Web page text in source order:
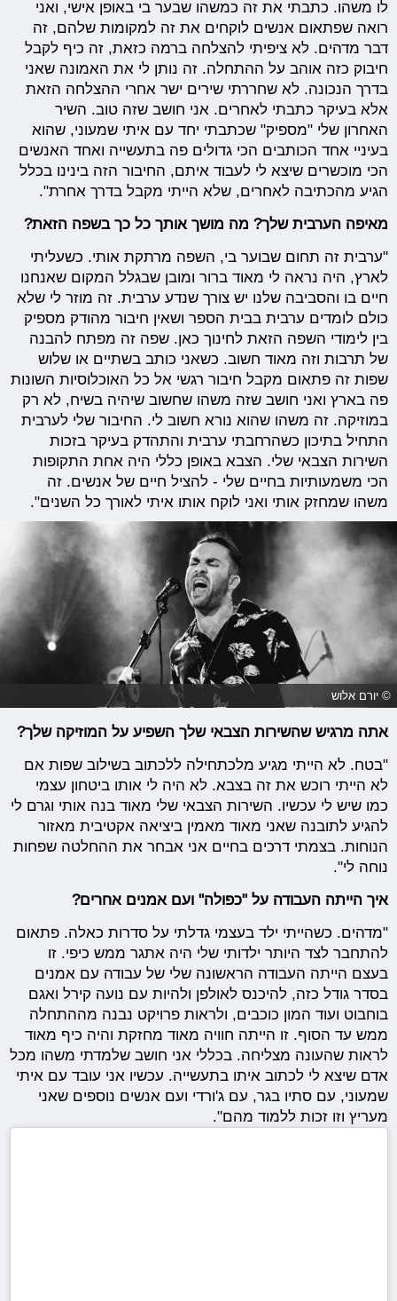
לו משהו. כתבתי את זה כמשהו שבער בי באופן אישי, ואני
רואה שפתאום אנשים לוקחים את זה למקומות שלהם, זה
דבר מדהים. לא ציפיתי להצלחה ברמה כזאת, זה כיף לקבל
חיבוק כזה אוהב על ההתחלה. זה נותן לי את האמונה שאני
בדרך הנכונה. לא שחררתי שירים ישר אחרי ההצלחה הזאת
אלא בעיקר כתבתי לאחרים. אני חושב שזה טוב. השיר
האחרון שלי "מספיק" שכתבתי יחד עם איתי שמעוני, שהוא
בעיניי אחד הכותבים הכי גדולים פה בתעשייה ואחד האנשים
הכי מוכשרים שיצא לי לעבוד איתם, החיבור הזה בינינו בכלל
הגיע מהכתיבה לאחרים, שלא הייתי מקבל בדרך אחרת".
מאיפה הערבית שלך? מה מושך אותך כל כך בשפה הזאת?
"ערבית זה תחום שבוער בי, השפה מרתקת אותי. כשעליתי
לארץ, היה נראה לי מאוד ברור ומובן שבגלל המקום שאנחנו
חיים בו והסביבה שלנו יש צורך שנדע ערבית. זה מוזר לי שלא
כולם לומדים ערבית בבית הספר ושאין חיבור מהודק מספיק
בין לימודי השפה הזאת לחינוך כאן. שפה זה מפתח להבנה
של תרבות וזה מאוד חשוב. כשאני כותב בשתיים או שלוש
שפות זה פתאום מקבל חיבור רגשי אל כל האוכלוסיות השונות
פה בארץ ואני חושב שזה משהו שחשוב שיהיה בשיח, לא רק
במוזיקה. זה משהו שהוא נורא חשוב לי. החיבור שלי לערבית
התחיל בתיכון כשהרחבתי ערבית והתהדק בעיקר בזכות
השירות הצבאי שלי. הצבא באופן כללי היה אחת התקופות
הכי משמעותיות בחיים שלי - להציל חיים של אנשים. זה
משהו שמחזק אותי ואני לוקח אותו איתי לאורך כל השנים".
© יורם אלוש
אתה מרגיש שהשירות הצבאי שלך השפיע על המוזיקה שלך?
"בטח. לא הייתי מגיע מלכתחילה ללכתוב בשילוב שפות אם
לא הייתי רוכש את זה בצבא. לא היה לי אותו ביטחון עצמי
כמו שיש לי עכשיו. השירות הצבאי שלי מאוד בנה אותי וגרם לי
להגיע לתובנה שאני מאוד מאמין ביציאה אקטיבית מאזור
הנוחות. בצמתי דרכים בחיים אני אבחר את ההחלטה שפחות
נוחה לי".
איך הייתה העבודה על "כפולה" ועם אמנים אחרים?
"מדהים. כשהייתי ילד בעצמי גדלתי על סדרות כאלה. פתאום
להתחבר לצד היותר ילדותי שלי היה אתגר ממש כיפי. זו
בעצם הייתה העבודה הראשונה שלי של עבודה עם אמנים
בסדר גודל כזה, להיכנס לאולפן ולהיות עם נועה קירל ואגם
בוחבוט ועוד המון כוכבים, ולראות פרויקט נבנה מההתחלה
ממש עד הסוף. זו הייתה חוויה מאוד מחזקת והיה כיף מאוד
לראות שהעונה מצליחה. בכללי אני חושב שלמדתי משהו מכל
אדם שיצא לי לכתוב איתו בתעשייה. עכשיו אני עובד עם איתי
שמעוני, עם סתיו בגר, עם ג'ורדי ועם אנשים נוספים שאני
מעריץ וזו זכות ללמוד מהם".